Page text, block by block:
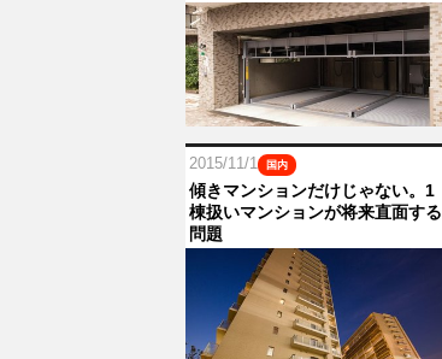
2015/11/1 国内
傾きマンションだけじゃない。1
棟扱いマンションが将来直面する
問題